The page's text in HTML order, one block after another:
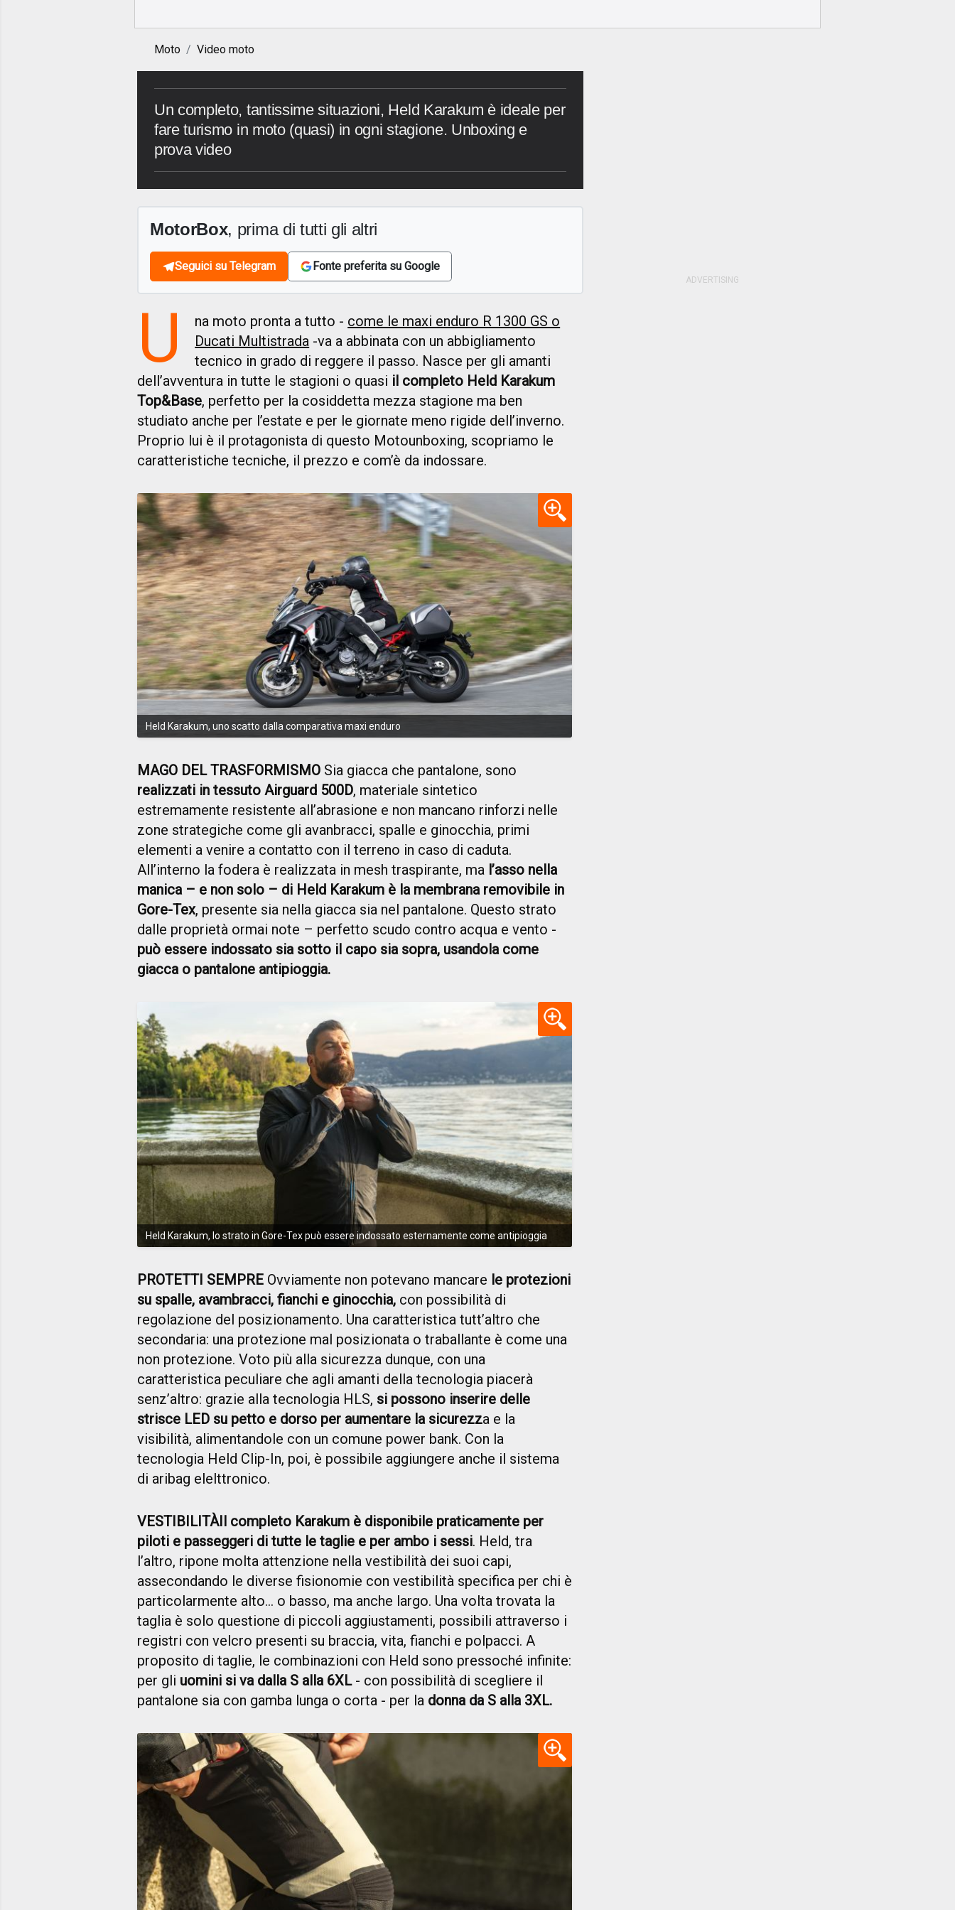
Moto Video moto
Un completo, tantissime situazioni, Held Karakum è ideale per
fare turismo in moto (quasi) in ogni stagione. Unboxing e
prova video
MotorBox, prima di tutti gli altri
Seguici su Telegram Fonte preferita su Google
U na moto pronta a tutto - come le maxi enduro R 1300 GS o
Ducati Multistrada -va a abbinata con un abbigliamento
tecnico in grado di reggere il passo. Nasce per gli amanti
dell’avventura in tutte le stagioni o quasi il completo Held Karakum
Top&Base, perfetto per la cosiddetta mezza stagione ma ben
studiato anche per l’estate e per le giornate meno rigide dell’inverno.
Proprio lui è il protagonista di questo Motounboxing, scopriamo le
caratteristiche tecniche, il prezzo e com’è da indossare.
Held Karakum, uno scatto dalla comparativa maxi enduro
MAGO DEL TRASFORMISMO Sia giacca che pantalone, sono
realizzati in tessuto Airguard 500D, materiale sintetico
estremamente resistente all’abrasione e non mancano rinforzi nelle
zone strategiche come gli avanbracci, spalle e ginocchia, primi
elementi a venire a contatto con il terreno in caso di caduta.
All’interno la fodera è realizzata in mesh traspirante, ma l’asso nella
manica – e non solo – di Held Karakum è la membrana removibile in
Gore-Tex, presente sia nella giacca sia nel pantalone. Questo strato
dalle proprietà ormai note – perfetto scudo contro acqua e vento -
può essere indossato sia sotto il capo sia sopra, usandola come
giacca o pantalone antipioggia.
Held Karakum, lo strato in Gore-Tex può essere indossato esternamente come antipioggia
PROTETTI SEMPRE Ovviamente non potevano mancare le protezioni
su spalle, avambracci, fianchi e ginocchia, con possibilità di
regolazione del posizionamento. Una caratteristica tutt’altro che
secondaria: una protezione mal posizionata o traballante è come una
non protezione. Voto più alla sicurezza dunque, con una
caratteristica peculiare che agli amanti della tecnologia piacerà
senz’altro: grazie alla tecnologia HLS, si possono inserire delle
strisce LED su petto e dorso per aumentare la sicurezza e la
visibilità, alimentandole con un comune power bank. Con la
tecnologia Held Clip-In, poi, è possibile aggiungere anche il sistema
di aribag elelttronico.
VESTIBILITÀIl completo Karakum è disponibile praticamente per
piloti e passeggeri di tutte le taglie e per ambo i sessi. Held, tra
l’altro, ripone molta attenzione nella vestibilità dei suoi capi,
assecondando le diverse fisionomie con vestibilità specifica per chi è
particolarmente alto… o basso, ma anche largo. Una volta trovata la
taglia è solo questione di piccoli aggiustamenti, possibili attraverso i
registri con velcro presenti su braccia, vita, fianchi e polpacci. A
proposito di taglie, le combinazioni con Held sono pressoché infinite:
per gli uomini si va dalla S alla 6XL- con possibilità di scegliere il
pantalone sia con gamba lunga o corta - per la donna da S alla 3XL.